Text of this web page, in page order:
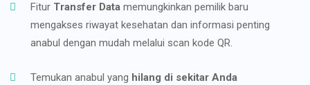
Fitur Transfer Data memungkinkan pemilik baru
mengakses riwayat kesehatan dan informasi penting
anabul dengan mudah melalui scan kode QR.
Temukan anabul yang hilang di sekitar Anda